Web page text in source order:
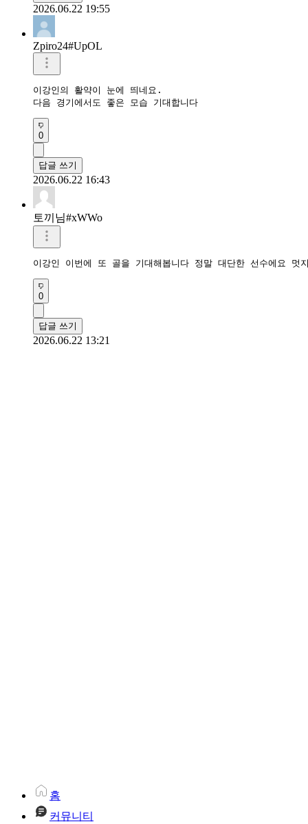
2026.06.22 19:55
Zpiro24#UpOL
이강인의 활약이 눈에 띄네요.
다음 경기에서도 좋은 모습 기대합니다
0
답글 쓰기
2026.06.22 16:43
토끼님#xWWo
이강인 이번에 또 골을 기대해봅니다 정말 대단한 선수에요 멋
0
답글 쓰기
2026.06.22 13:21
홈
커뮤니티